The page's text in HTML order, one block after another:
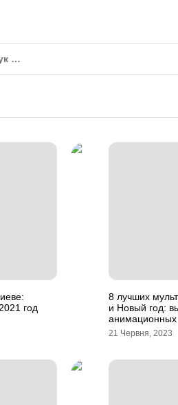
год
8 лучших
и Новый год:
21 Червня, 2023